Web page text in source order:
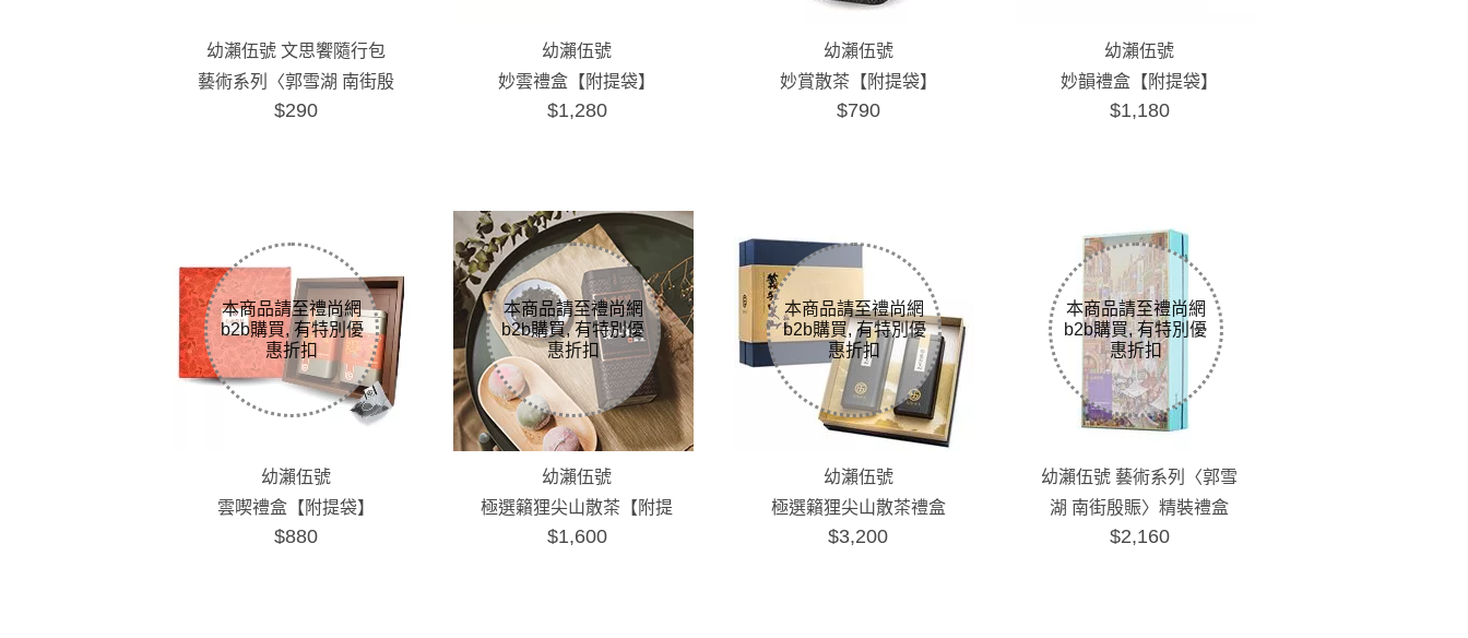
幼瀨伍號 文思饗隨行包
藝術系列〈郭雪湖 南街殷
賑〉
$290
幼瀨伍號
妙雲禮盒【附提袋】
$1,280
幼瀨伍號
妙賞散茶【附提袋】
$790
幼瀨伍號
妙韻禮盒【附提袋】
$1,180
幼瀨伍號
雲喫禮盒【附提袋】
$880
幼瀨伍號
極選籟狸尖山散茶【附提
袋】
$1,600
幼瀨伍號
極選籟狸尖山散茶禮盒
【附提袋】
$3,200
幼瀨伍號 藝術系列〈郭雪
湖 南街殷賑〉精裝禮盒
$2,160